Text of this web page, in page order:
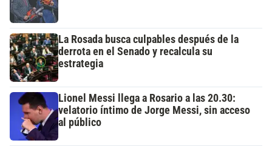
La Rosada busca culpables después de la
derrota en el Senado y recalcula su
estrategia
Lionel Messi llega a Rosario a las 20.30:
velatorio íntimo de Jorge Messi, sin acceso
al público